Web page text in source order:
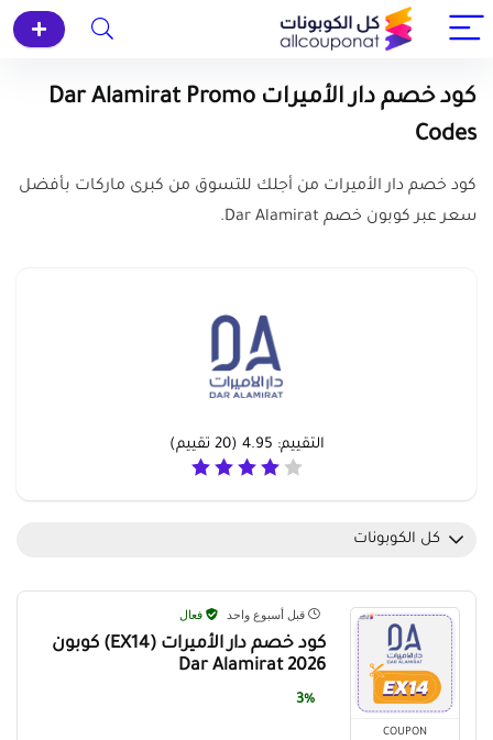
كود خصم دار الأميرات Dar Alamirat Promo
Codes
كود خصم دار الأميرات من أجلك للتسوق من كبرى ماركات بأفضل
سعر عبر كوبون خصم Dar Alamirat.
التقييم: 4.95
(
20 تقييم)
كل الكوبونات
COUPON
قبل أسبوع واحد فعال
كود خصم دار الأميرات (EX14) كوبون
Dar Alamirat 2026
3%